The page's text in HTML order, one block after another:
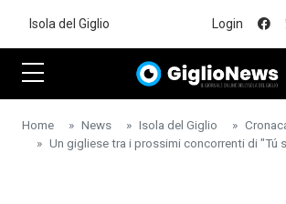
Isola del Giglio Login
Home News Isola del Giglio
Un gigliese tra i prossimi concorrenti di "Tú